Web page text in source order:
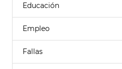
Educación
Empleo
Fallas